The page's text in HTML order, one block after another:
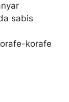
sabis
korafe